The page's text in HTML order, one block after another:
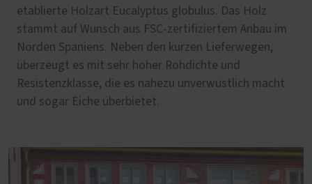
etablierte Holzart Eucalyptus globulus. Das Holz
stammt auf Wunsch aus FSC-zertifiziertem Anbau im
Norden Spaniens. Neben den kurzen Lieferwegen,
überzeugt es mit sehr hoher Rohdichte und
Resistenzklasse, die es nahezu unverwüstlich macht
und sogar Eiche überbietet.